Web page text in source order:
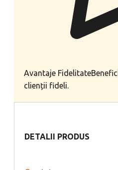
Avantaje Fidelitate
clienții fideli.
DETALII PRODUS